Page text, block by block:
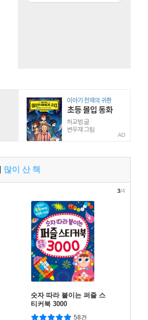
AD
많이 산 책
숫자 따라 붙이는 퍼즐 스
티커북 3000
58건
3/4